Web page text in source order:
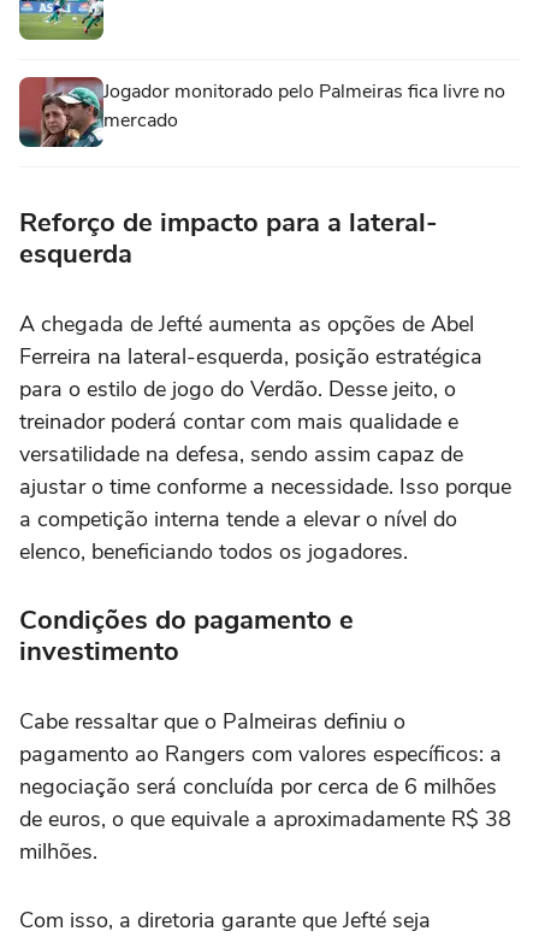
Jogador monitorado pelo Palmeiras fica livre no
mercado
Reforço de impacto para a lateral-
esquerda
A chegada de Jefté aumenta as opções de Abel
Ferreira na lateral-esquerda, posição estratégica
para o estilo de jogo do Verdão. Desse jeito, o
treinador poderá contar com mais qualidade e
versatilidade na defesa, sendo assim capaz de
ajustar o time conforme a necessidade. Isso porque
a competição interna tende a elevar o nível do
elenco, beneficiando todos os jogadores.
Condições do pagamento e
investimento
Cabe ressaltar que o Palmeiras definiu o
pagamento ao Rangers com valores específicos: a
negociação será concluída por cerca de 6 milhões
de euros, o que equivale a aproximadamente R$ 38
milhões.
Com isso, a diretoria garante que Jefté seja